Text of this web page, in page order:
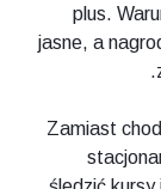
plus.
jasne, a
Zamiast